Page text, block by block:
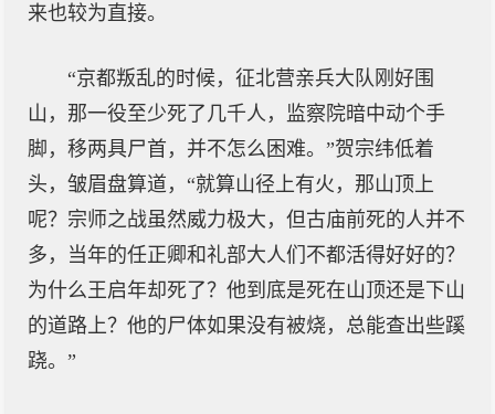
来也较为直接。
“京都叛乱的时候，征北营亲兵大队刚好围
山，那一役至少死了几千人，监察院暗中动个手
脚，移两具尸首，并不怎么困难。”贺宗纬低着
头，皱眉盘算道，“就算山径上有火，那山顶上
呢？宗师之战虽然威力极大，但古庙前死的人并不
多，当年的任正卿和礼部大人们不都活得好好的？
为什么王启年却死了？他到底是死在山顶还是下山
的道路上？他的尸体如果没有被烧，总能查出些蹊
跷。”